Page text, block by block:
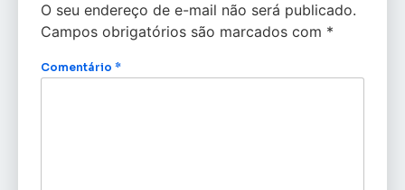
O seu endereço de e-mail não será publicado.
Campos obrigatórios são marcados com *
Comentário *